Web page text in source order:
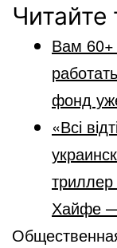
Читайте
Вам
фонд
«Всі
Хайфе —